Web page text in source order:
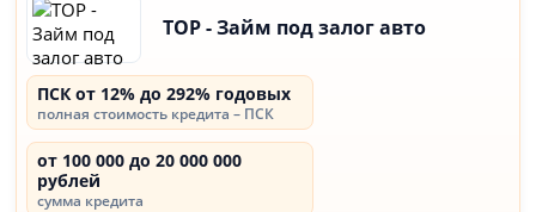
ТОР - Займ под залог авто
ПСК от 12% до 292% годовых
полная стоимость кредита – ПСК
от 100 000 до 20 000 000
рублей
сумма кредита